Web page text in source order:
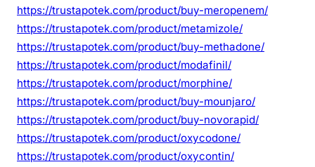
https://trustapotek.com/product/buy-meropenem/
https://trustapotek.com/product/metamizole/
https://trustapotek.com/product/buy-methadone/
https://trustapotek.com/product/modafinil/
https://trustapotek.com/product/morphine/
https://trustapotek.com/product/buy-mounjaro/
https://trustapotek.com/product/buy-novorapid/
https://trustapotek.com/product/oxycodone/
https://trustapotek.com/product/oxycontin/